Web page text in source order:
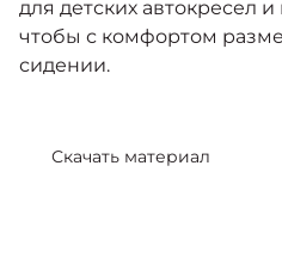
для детских автокресел
чтобы с комфортом
сидении.
Скачать материал